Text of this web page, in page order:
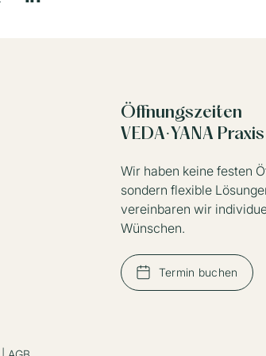
Öffnungszeiten
VEDA·YANA Praxis
Wir haben keine festen
sondern flexible
vereinbaren wir
Wünschen.
Termin buchen